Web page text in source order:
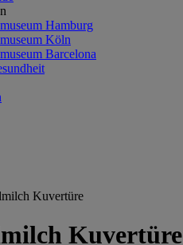
Hamburg
Köln
Barcelona
Kuvertüre
Kuvertüre